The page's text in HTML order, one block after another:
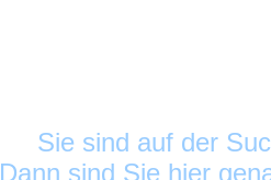
Sie sind auf der
Dann sind Sie hier